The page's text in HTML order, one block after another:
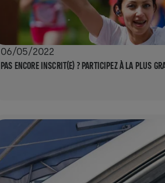
06/05/2022
PAS ENCORE INSCRIT(E) ? PARTICIPEZ À LA PLUS